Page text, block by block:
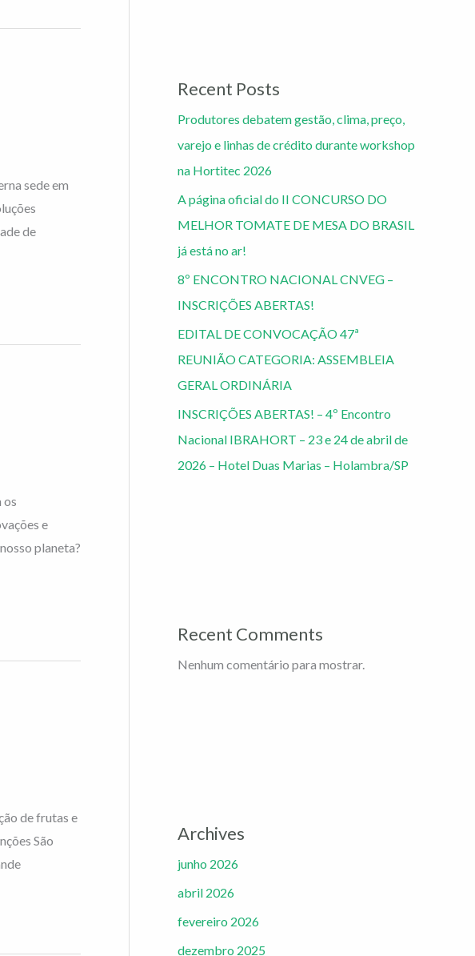
sede em
de
os
e
planeta?
de frutas e
São
Recent Posts
Produtores debatem gestão, clima, preço,
varejo e linhas de crédito durante workshop
na Hortitec 2026
A página oficial do II CONCURSO DO
MELHOR TOMATE DE MESA DO BRASIL
já está no ar!
8º ENCONTRO NACIONAL CNVEG –
INSCRIÇÕES ABERTAS!
EDITAL DE CONVOCAÇÃO 47ª
REUNIÃO CATEGORIA: ASSEMBLEIA
GERAL ORDINÁRIA
INSCRIÇÕES ABERTAS! – 4º Encontro
Nacional IBRAHORT – 23 e 24 de abril de
2026 – Hotel Duas Marias – Holambra/SP
Recent Comments
Nenhum comentário para mostrar.
Archives
junho 2026
abril 2026
fevereiro 2026
dezembro 2025